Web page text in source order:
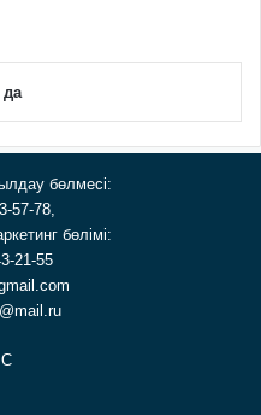
да
бөлмесі:
57-78,
бөлімі:
21-55